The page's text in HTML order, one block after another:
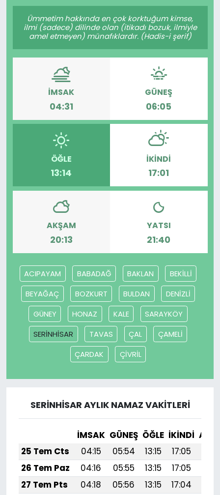
Ümmetim hakkında en çok korktuğum kimse,
ilmi (sadece) dilinde olan (itikadı bozuk, ilmiyle
amel etmeyen) münafıklardır. (Hadis-i şerif)
İMSAK
04:31
GÜNEŞ
06:05
ÖĞLE
13:14
İKINDI
17:01
AKŞAM
20:13
YATSI
21:40
ACIPAYAM BABADAĞ BAKLAN
BEKİLLİ
BEYAĞAÇ
BOZKURT BULDAN
DENİZLİ
GÜNEY
HONAZ KALE
SARAYKÖY
SERİNHİSAR
TAVAS ÇAL
ÇAMELİ
ÇARDAK
ÇİVRİL
SERİNHİSAR AYLIK NAMAZ VAKITLERI
İMSAK GÜNEŞ ÖĞLE İKINDI
25 Tem Cts
04:15 05:54 13:15 17:05
26 Tem Paz
04:16 05:55 13:15 17:05
27 Tem Pts
04:18 05:56 13:15 17:04
Gündem
KKTC
KKTC YEREL SEÇİM 2018
Kültür Sanat
Magazin
Moda
Nöbetçi Eczaneler
Otomobil Dünyası
SAĞLIK
Spor
Teknoloji
TÜRKiYE
Video Galeri